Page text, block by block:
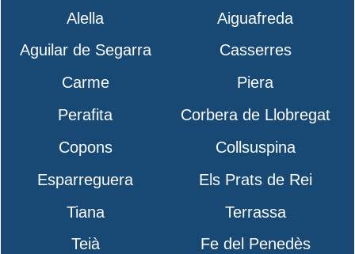
Alella
Aiguafreda
Aguilar de Segarra
Casserres
Carme
Piera
Perafita
Corbera de Llobregat
Copons
Collsuspina
Esparreguera
Els Prats de Rei
Tiana
Terrassa
Teià
Fe del Penedès